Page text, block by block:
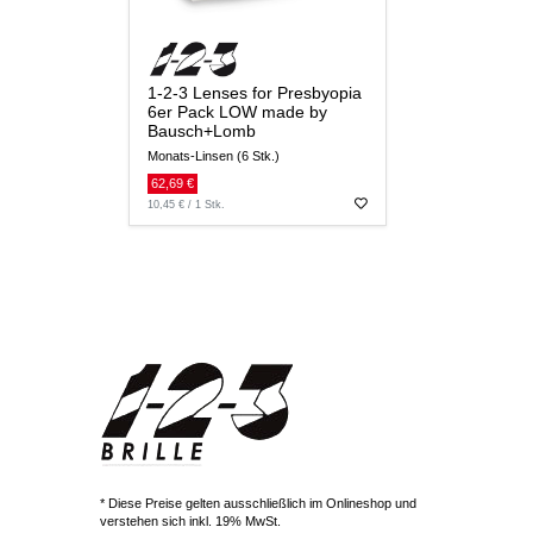
1-2-3 Lenses for Presbyopia
6er Pack LOW made by
Bausch+Lomb
Monats-Linsen (6 Stk.)
62,69 €
10,45 € / 1 Stk.
* Diese Preise gelten ausschließlich im Onlineshop und
verstehen sich inkl. 19% MwSt.